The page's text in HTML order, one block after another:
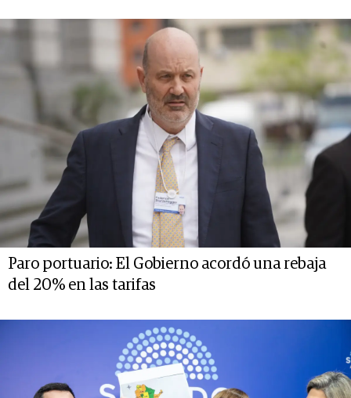
Paro portuario: El Gobierno acordó una rebaja
del 20% en las tarifas